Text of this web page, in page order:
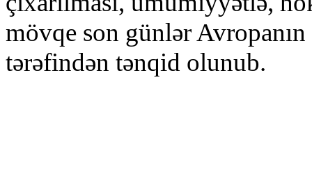
mövqe son günlər
tərəfindən tənqid olunub.